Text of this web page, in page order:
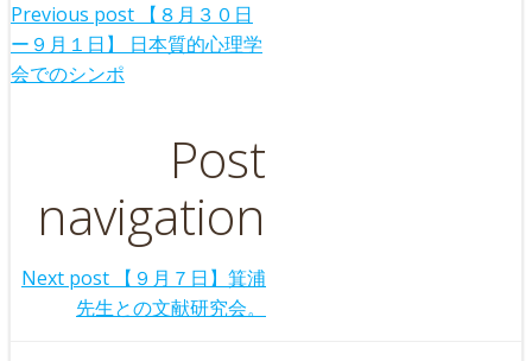
Previous post
【８月３０日
ー９月１日】 日本質的心理学
会でのシンポ
Post
navigation
Next post
【９月７日】箕浦
先生との文献研究会。